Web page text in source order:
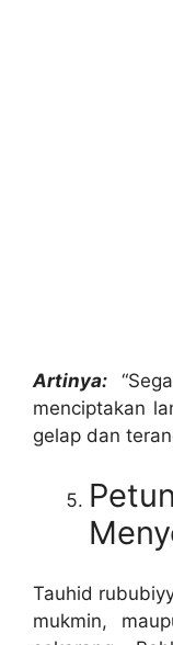
Artinya:
menciptakan
gelap dan
Tauhid
mukmin,